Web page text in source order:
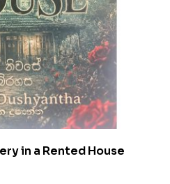
in a Rented House